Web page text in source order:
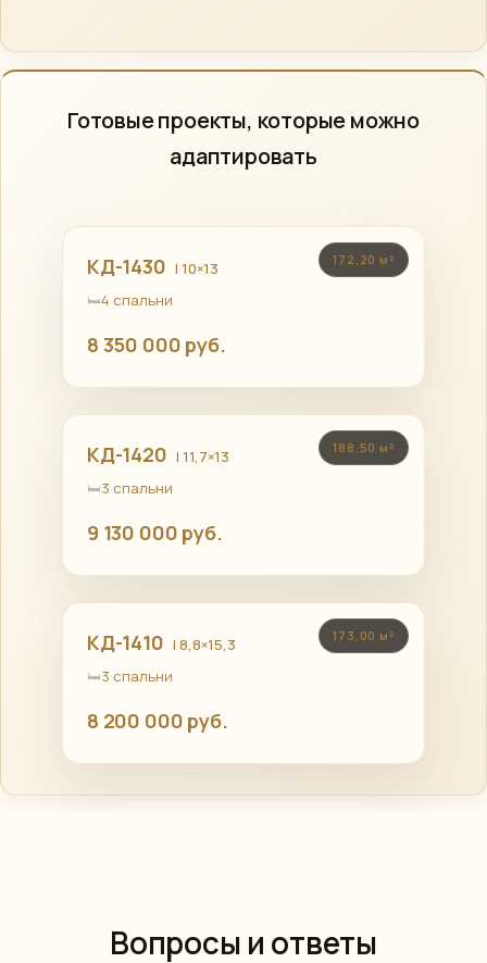
Готовые проекты, которые можно
адаптировать
172,20 м²
КД-1430 | 10×13
4 спальни
8 350 000 руб.
188,50 м²
КД-1420 | 11,7×13
3 спальни
9 130 000 руб.
173,00 м²
КД-1410 | 8,8×15,3
3 спальни
8 200 000 руб.
Вопросы и ответы